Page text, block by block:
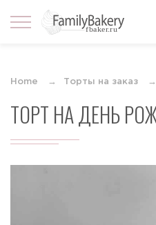
Home Торты на заказ
ТОРТ НА ДЕНЬ